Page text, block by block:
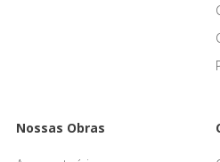
Nossas Obras